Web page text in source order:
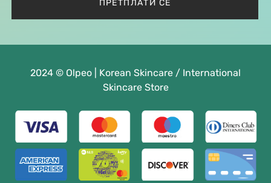
2024 © Olpeo | Korean Skincare / International
Skincare Store